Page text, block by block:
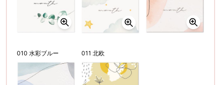
010 水彩ブルー 011 北欧